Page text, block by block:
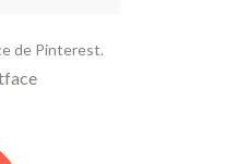
de Pinterest.